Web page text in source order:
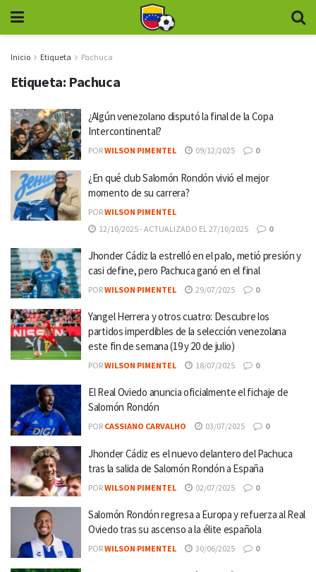
Inicio Etiqueta Pachuca
Etiqueta: Pachuca
¿Algún venezolano disputó la final de la Copa
Intercontinental?
PORWILSON PIMENTEL 09/12/2025 0
¿En qué club Salomón Rondón vivió el mejor
momento de su carrera?
PORWILSON PIMENTEL
12/10/2025 - ACTUALIZADO EL 27/10/2025
0
Jhonder Cádiz la estrelló en el palo, metió presión y
casi define, pero Pachuca ganó en el final
PORWILSON PIMENTEL 29/07/2025 0
Yangel Herrera y otros cuatro: Descubre los
partidos imperdibles de la selección venezolana
este fin de semana (19 y 20 de julio)
PORWILSON PIMENTEL 18/07/2025 0
El Real Oviedo anuncia oficialmente el fichaje de
Salomón Rondón
POR CASSIANO CARVALHO 03/07/2025 0
Jhonder Cádiz es el nuevo delantero del Pachuca
tras la salida de Salomón Rondón a España
PORWILSON PIMENTEL 02/07/2025 0
Salomón Rondón regresa a Europa y refuerza al Real
Oviedo tras su ascenso a la élite española
PORWILSON PIMENTEL 30/06/2025 0